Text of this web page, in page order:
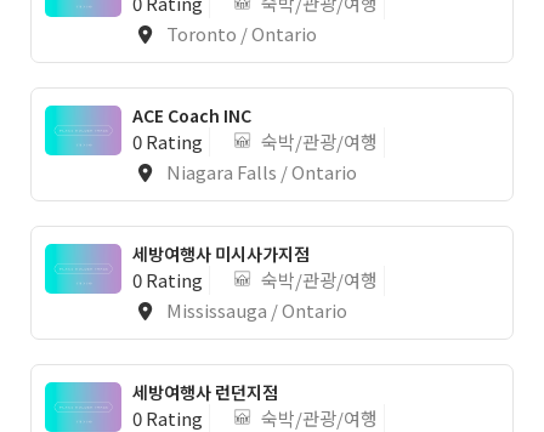
Toronto / Ontario
ACE Coach INC
0 Rating
숙박/관광/여행
Niagara Falls / Ontario
세방여행사 미시사가지점
0 Rating
숙박/관광/여행
Mississauga / Ontario
세방여행사 런던지점
0 Rating
숙박/관광/여행